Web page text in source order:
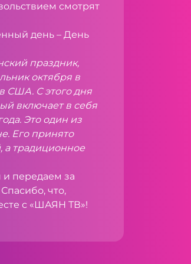
смотрят
день – День
праздник,
октября в
США. С этого дня
включает в себя
. Это один из
Его принято
а традиционное
передаем за
что,
с «ШАЯН ТВ»!